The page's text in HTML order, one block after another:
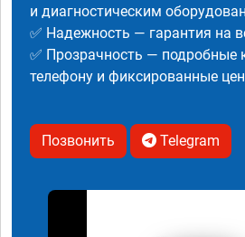
и диагностическим
✅ Надежность — гарантия на
✅ Прозрачность — подробные
телефону и фиксированные
Позвонить Telegram